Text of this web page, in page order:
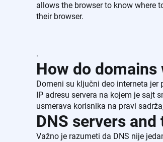
allows the browser to know where
their browser.
.
How do domains
Domeni su ključni deo interneta
IP adresu servera na kojem je sajt
usmerava korisnika na pravi
DNS servers
Važno je razumeti da DNS nije